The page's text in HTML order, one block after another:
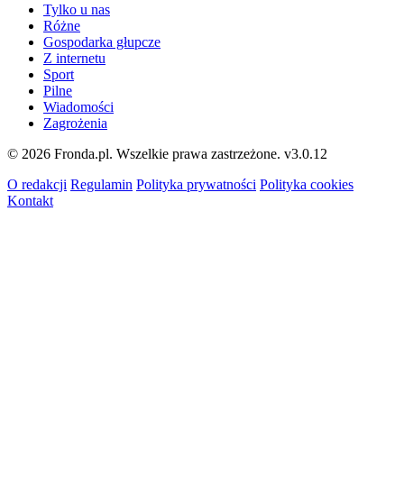
Tylko u nas
Różne
Gospodarka głupcze
Z internetu
Sport
Pilne
Wiadomości
Zagrożenia
© 2026 Fronda.pl. Wszelkie prawa zastrzeżone. v3.0.12
O redakcji Regulamin Polityka prywatności Polityka cookies
Kontakt